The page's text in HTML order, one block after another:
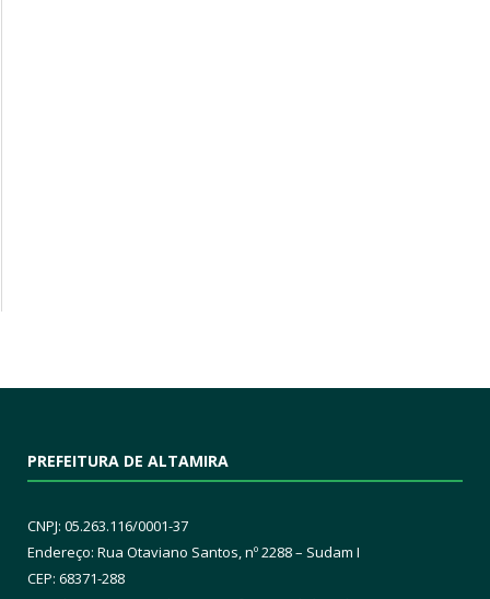
PREFEITURA DE ALTAMIRA
CNPJ: 05.263.116/0001-37
Endereço: Rua Otaviano Santos, nº 2288 – Sudam I
CEP: 68371-288